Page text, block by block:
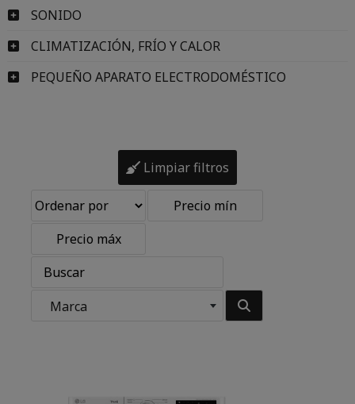
SONIDO
CLIMATIZACIÓN, FRÍO Y CALOR
PEQUEÑO APARATO ELECTRODOMÉSTICO
Limpiar filtros
Marca